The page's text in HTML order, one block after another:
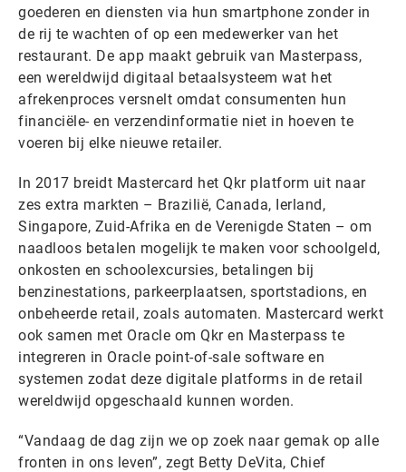
goederen en diensten via hun smartphone zonder in
de rij te wachten of op een medewerker van het
restaurant. De app maakt gebruik van Masterpass,
een wereldwijd digitaal betaalsysteem wat het
afrekenproces versnelt omdat consumenten hun
financiële- en verzendinformatie niet in hoeven te
voeren bij elke nieuwe retailer.
In 2017 breidt Mastercard het Qkr platform uit naar
zes extra markten – Brazilië, Canada, Ierland,
Singapore, Zuid-Afrika en de Verenigde Staten – om
naadloos betalen mogelijk te maken voor schoolgeld,
onkosten en schoolexcursies, betalingen bij
benzinestations, parkeerplaatsen, sportstadions, en
onbeheerde retail, zoals automaten. Mastercard werkt
ook samen met Oracle om Qkr en Masterpass te
integreren in Oracle point-of-sale software en
systemen zodat deze digitale platforms in de retail
wereldwijd opgeschaald kunnen worden.
“Vandaag de dag zijn we op zoek naar gemak op alle
fronten in ons leven”, zegt Betty DeVita, Chief